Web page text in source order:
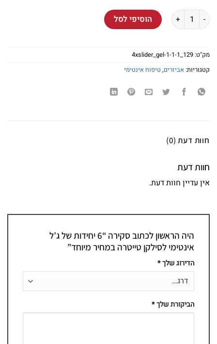
כמות של 6 יחידות של ג'ל אינטימי לסילקן טייטרה במחיר מיוחד הוסיפי לסל
מק"ט: 129_4xslider_gel-1-1-1
קטגוריות: אביזרים, טיפוח אינטימי
חוות דעת (0)
חוות דעת
אין עדיין חוות דעת.
היה הראשון לכתוב סקירה “6 יחידות של ג’ל
אינטימי לסילקן טייטרה במחיר מיוחד”
הדירוג שלך*
הביקורת שלך*